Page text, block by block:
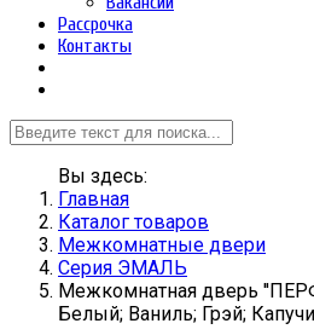
Рассрочка
Контакты
Вы здесь:
Главная
Каталог товаров
Межкомнатные двери
Серия ЭМАЛЬ
Межкомнатная дверь
Белый; Ваниль; Грэй;